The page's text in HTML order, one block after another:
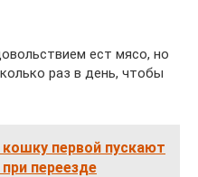
ест мясо, но
раз в день, чтобы
первой пускают
переезде